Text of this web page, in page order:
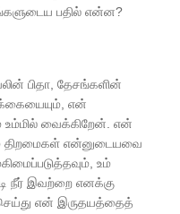
பதில் என்ன?
பிதா, தேசங்களின்
என்
உம்மில் வைக்கிறேன். என்
என்னுடையவை
உம்
நீர் இவற்றை எனக்கு
என் இருதயத்தைத்